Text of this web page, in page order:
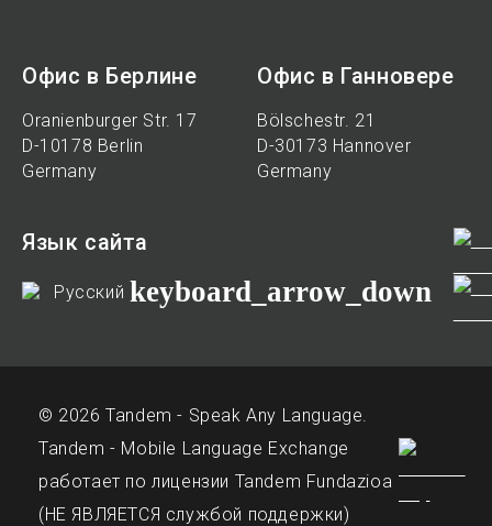
Офис в Берлине
Oranienburger Str. 17
D-10178 Berlin
Germany
Офис в Ганновере
Bölschestr. 21
D-30173 Hannover
Germany
Язык сайта
Русский keyboard_arrow_down
© 2026 Tandem - Speak Any Language.
Tandem - Mobile Language Exchange
работает по лицензии Tandem Fundazioa
(НЕ ЯВЛЯЕТСЯ службой поддержки)